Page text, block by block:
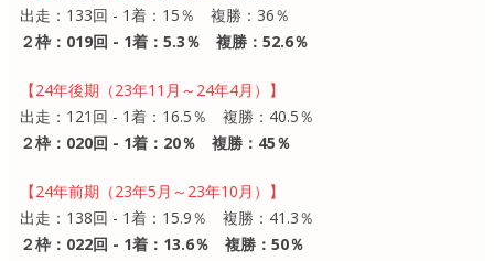
出走：133回 - 1着：15％ 複勝：36％
２枠：019回 - 1着：5.3％ 複勝：52.6％
【24年後期（23年11月～24年4月）】
出走：121回 - 1着：16.5％ 複勝：40.5％
２枠：020回 - 1着：20％ 複勝：45％
【24年前期（23年5月～23年10月）】
出走：138回 - 1着：15.9％ 複勝：41.3％
２枠：022回 - 1着：13.6％ 複勝：50％